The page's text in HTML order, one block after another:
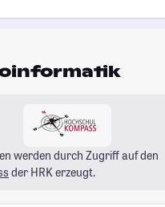
werden durch Zugriff auf den
der HRK erzeugt.